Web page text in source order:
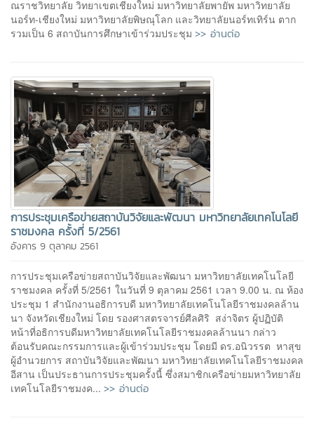
ณราชวิทยาลัย วิทยาเขตเชียงใหม่ มหาวิทยาลัยพายัพ มหาวิทยาลัย
นอร์ท-เชียงใหม่ มหาวิทยาลัยพิษณุโลก และวิทยาลัยนอร์ทเทิร์น ตาก
รวมเป็น 6 สถาบันการศึกษาเข้าร่วมประชุม >> อ่านต่อ
การประชุมเครือข่ายสถาบันวิจัยและพัฒนา มหาวิทยาลัยเทคโนโลยี
ราชมงคล ครั้งที่ 5/2561
อังคาร 9 ตุลาคม 2561
การประชุมเครือข่ายสถาบันวิจัยและพัฒนา มหาวิทยาลัยเทคโนโลยี
ราชมงคล ครั้งที่ 5/2561 ในวันที่ 9 ตุลาคม 2561 เวลา 9.00 น. ณ ห้อง
ประชุม 1 สำนักงานอธิการบดี มหาวิทยาลัยเทคโนโลยีราชมงคลล้าน
นา จังหวัดเชียงใหม่ โดย รองศาสตรจารย์ศีลศิริ สง่าจิตร ผู้ปฏิบัติ
หน้าที่อธิการบดีมหาวิทยาลัยเทคโนโลยีราชมงคลล้านนา กล่าว
ต้อนรับคณะกรรมการและผู้เข้าร่วมประชุม โดยมี ดร.อนิวรรต หาสุข
ผู้อำนวยการ สถาบันวิจัยและพัฒนา มหาวิทยาลัยเทคโนโลยีราชมงคล
อีสาน เป็นประธานการประชุมครั้งนี้ ซึ่งสมาชิกเครือข่ายมหาวิทยาลัย
เทคโนโลยีราชมงค... >> อ่านต่อ